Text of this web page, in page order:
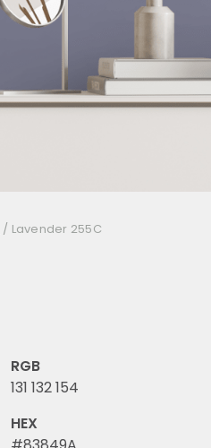
/ Lavender 255C
RGB
131 132 154
HEX